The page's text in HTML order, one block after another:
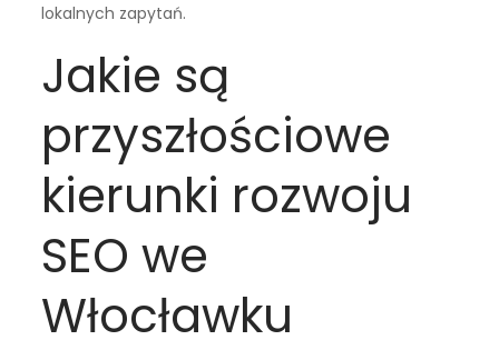
lokalnych zapytań.
Jakie są
przyszłościowe
kierunki rozwoju
SEO we
Włocławku